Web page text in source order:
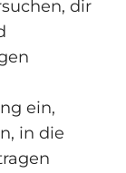
dir
ein,
in die